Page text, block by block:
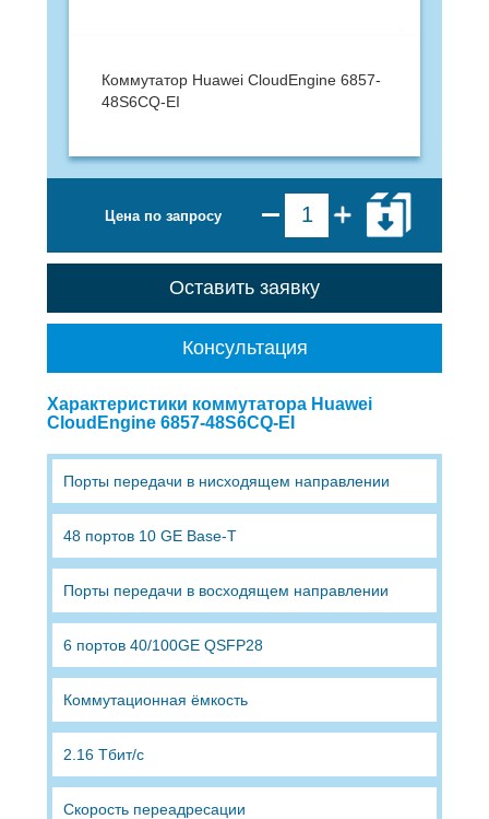
Коммутатор Huawei CloudEngine 6857-
48S6CQ-EI
Цена по запросу
Оставить заявку
Консультация
Характеристики коммутатора Huawei
CloudEngine 6857-48S6CQ-EI
Порты передачи в нисходящем направлении
48 портов 10 GE Base-T
Порты передачи в восходящем направлении
6 портов 40/100GE QSFP28
Коммутационная ёмкость
2.16 Тбит/с
Скорость переадресации